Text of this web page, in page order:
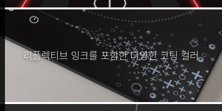
리플렉티브 잉크를 포함한 다양한 코팅 컬러